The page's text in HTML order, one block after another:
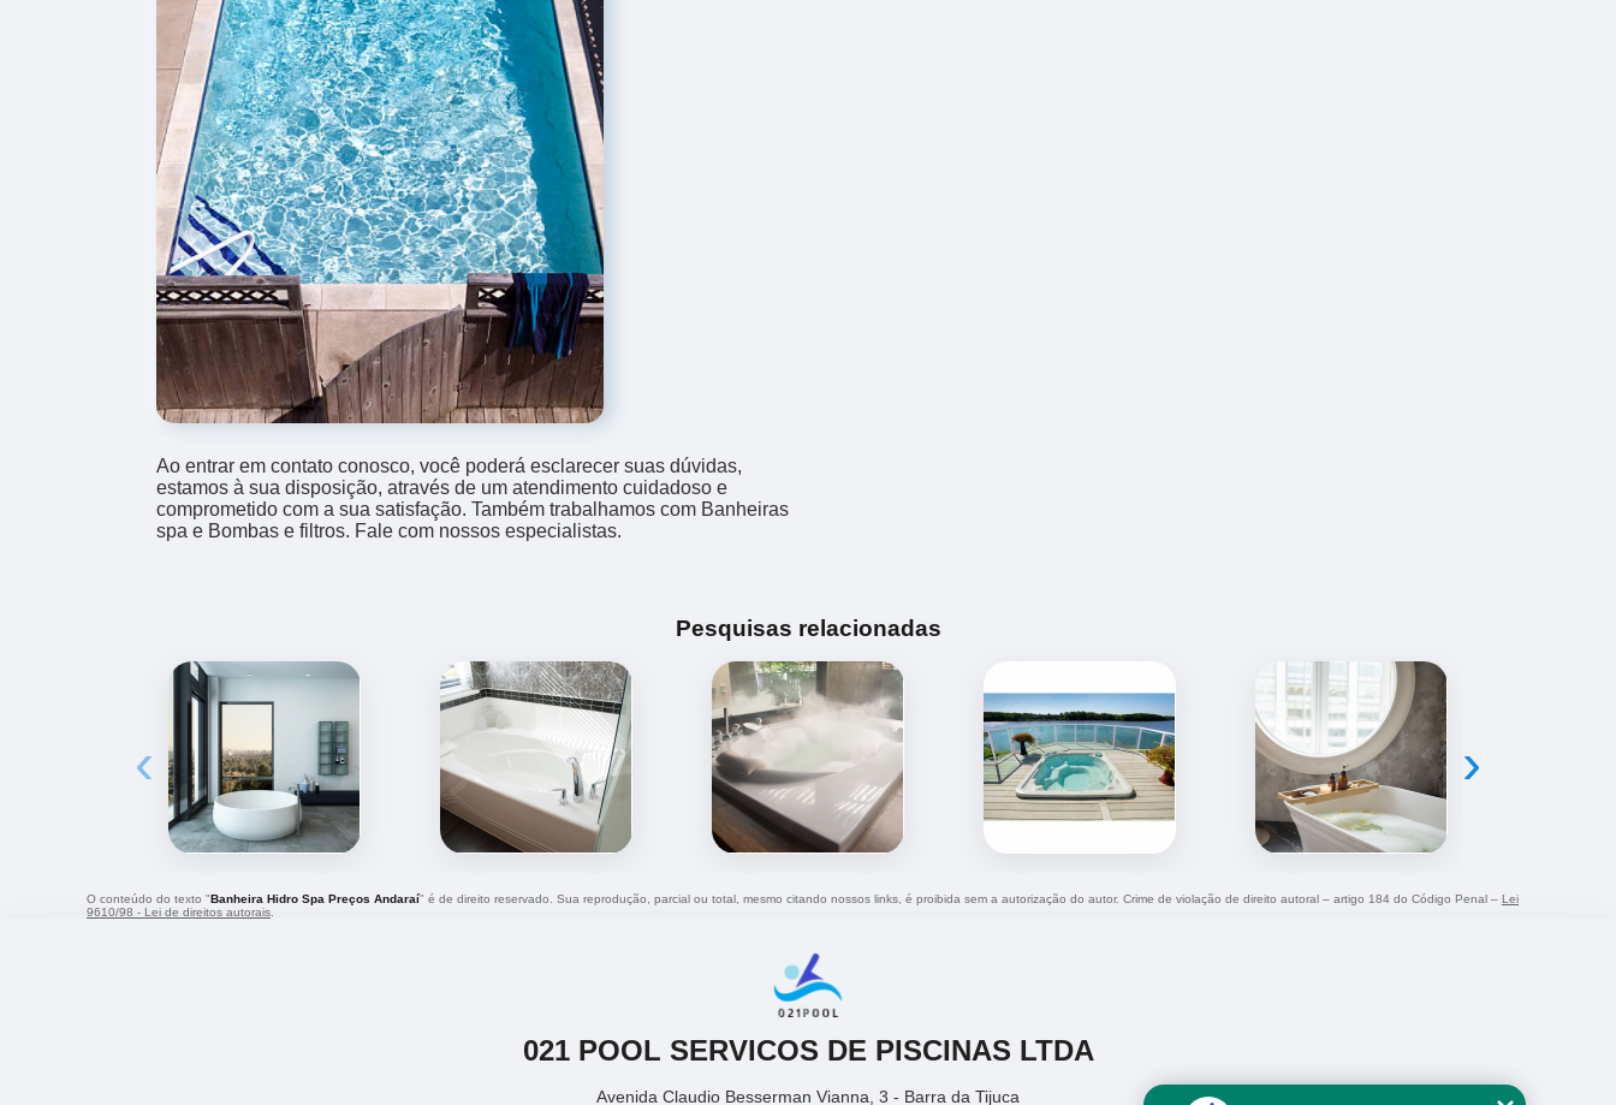
Ao entrar em contato conosco, você poderá esclarecer suas dúvidas,
estamos à sua disposição, através de um atendimento cuidadoso e
comprometido com a sua satisfação. Também trabalhamos com Banheiras
spa e Bombas e filtros. Fale com nossos especialistas.
Pesquisas relacionadas
‹ ›
O conteúdo do texto "Banheira Hidro Spa Preços Andaraí" é de direito reservado. Sua reprodução, parcial ou total, mesmo citando nossos links, é proibida sem a autorização do autor. Crime de violação de direito autoral – artigo 184 do Código Penal – Lei
9610/98 - Lei de direitos autorais
021 POOL SERVICOS DE PISCINAS LTDA
Avenida Claudio Besserman Vianna, 3 - Barra da Tijuca